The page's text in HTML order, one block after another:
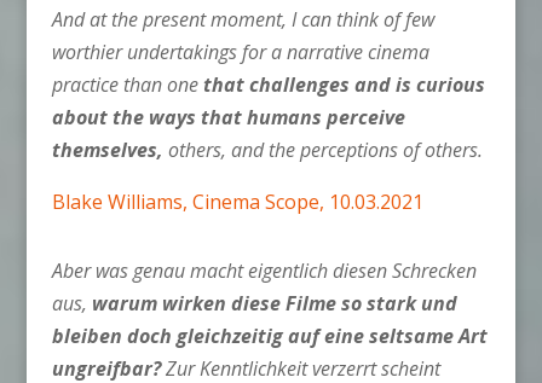
And at the present moment, I can think of few
worthier undertakings for a narrative cinema
practice than onethat challenges and is curious
about the ways that humans perceive
themselves, others, and the perceptions of others.
Blake Williams, Cinema Scope, 10.03.2021
Aber was genau macht eigentlich diesen Schrecken
aus, warum wirken diese Filme so stark und
bleiben doch gleichzeitig auf eine seltsame Art
ungreifbar?Zur Kenntlichkeit verzerrt scheint